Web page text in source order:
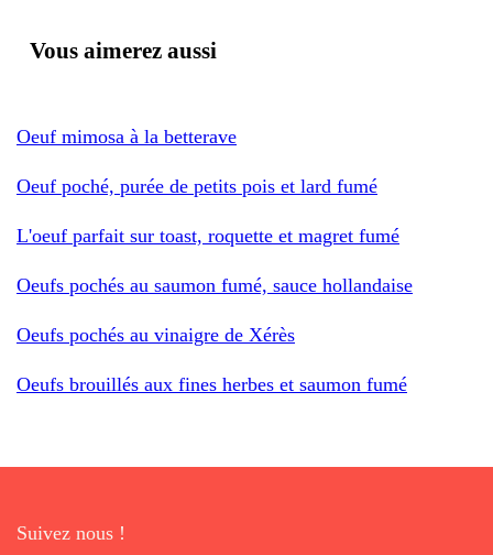
Vous aimerez aussi
Oeuf mimosa à la betterave
Oeuf poché, purée de petits pois et lard fumé
L'oeuf parfait sur toast, roquette et magret fumé
Oeufs pochés au saumon fumé, sauce hollandaise
Oeufs pochés au vinaigre de Xérès
Oeufs brouillés aux fines herbes et saumon fumé
Suivez nous !